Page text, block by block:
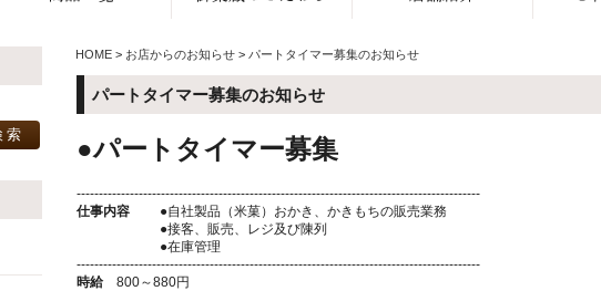
HOME > お店からのお知らせ > パートタイマー募集のお知らせ
パートタイマー募集のお知らせ
●パートタイマー募集
-------------------------------------------------------------------------------------------
仕事内容 ●自社製品（米菓）おかき、かきもちの販売業務
●接客、販売、レジ及び陳列
●在庫管理
-------------------------------------------------------------------------------------------
時給800～880円